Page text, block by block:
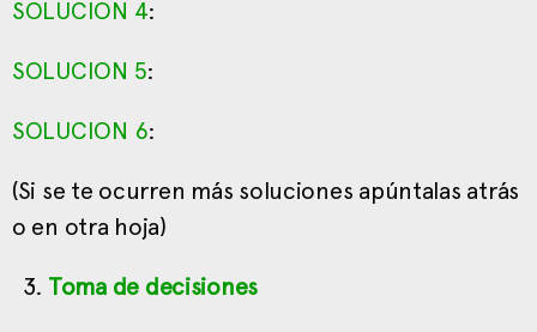
SOLUCION 4:
SOLUCION 5:
SOLUCION 6:
(Si se te ocurren más soluciones apúntalas atrás
o en otra hoja)
Toma de decisiones